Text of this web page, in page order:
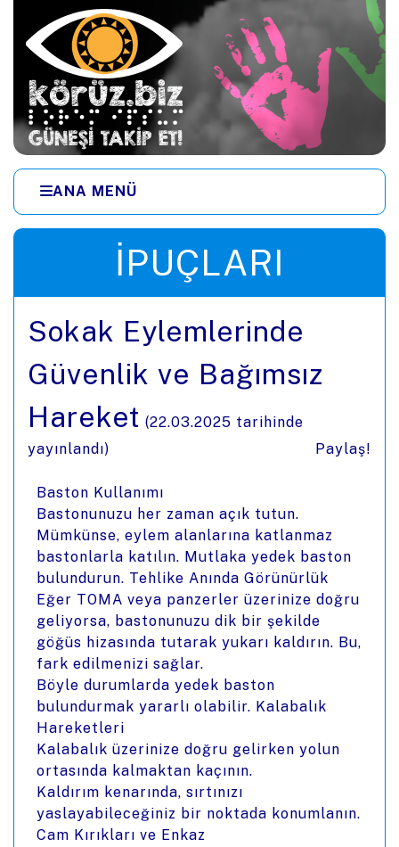
Ana içeriğe zıpla
ANA MENÜ
İPUÇLARI
Sokak Eylemlerinde
Güvenlik ve Bağımsız
Hareket (22.03.2025 tarihinde
yayınlandı)
Paylaş!
Baston Kullanımı
Bastonunuzu her zaman açık tutun.
Mümkünse, eylem alanlarına katlanmaz
bastonlarla katılın. Mutlaka yedek baston
bulundurun. Tehlike Anında Görünürlük
Eğer TOMA veya panzerler üzerinize doğru
geliyorsa, bastonunuzu dik bir şekilde
göğüs hizasında tutarak yukarı kaldırın. Bu,
fark edilmenizi sağlar.
Böyle durumlarda yedek baston
bulundurmak yararlı olabilir. Kalabalık
Hareketleri
Kalabalık üzerinize doğru gelirken yolun
ortasında kalmaktan kaçının.
Kaldırım kenarında, sırtınızı
yaslayabileceğiniz bir noktada konumlanın.
Cam Kırıkları ve Enkaz
Menüye zıpla